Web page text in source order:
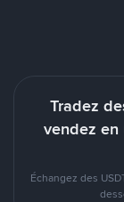
Tradez
vendez
Échangez des